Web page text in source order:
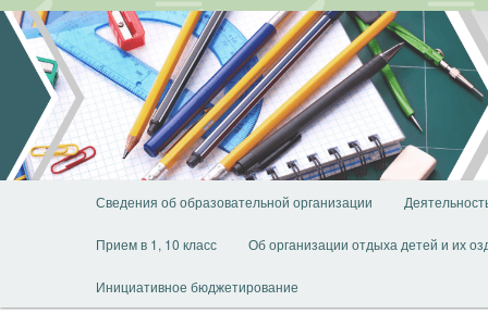
Перейти
основному
содержимому
Сведения об образовательной организации
Прием в 1, 10 класс Об организации отдыха детей и их
Инициативное бюджетирование